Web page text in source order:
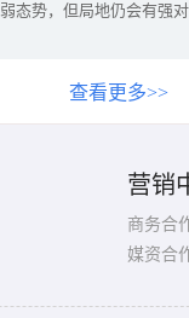
弱态势，但局地仍会有强
查看更多>>
营销
商务合
媒资合